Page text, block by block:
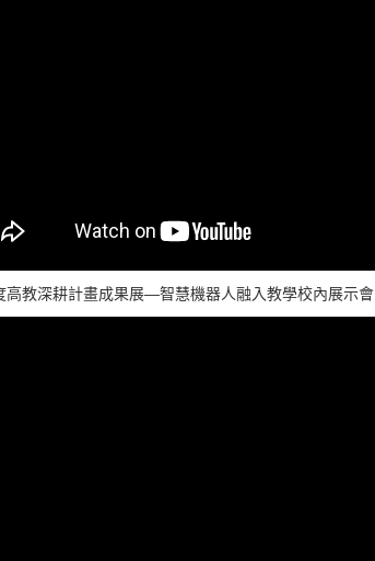
高教深耕計畫成果展—智慧機器人融入教學校內展示會